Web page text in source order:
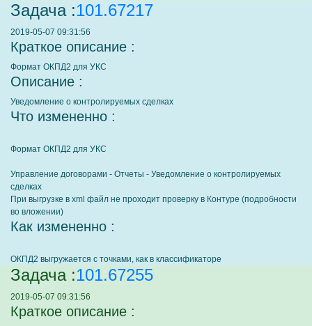
Задача :101.67217
2019-05-07 09:31:56
Краткое описание :
Формат ОКПД2 для УКС
Описание :
Уведомление о контролируемых сделках
Что измененно :
Формат ОКПД2 для УКС
Управление договорами - Отчеты - Уведомление о контролируемых
сделках
При выгрузке в xml файл не проходит проверку в Контуре (подробности
во вложении)
Как измененно :
ОКПД2 выгружается с точками, как в классификаторе
Задача :101.67255
2019-05-07 09:31:56
Краткое описание :